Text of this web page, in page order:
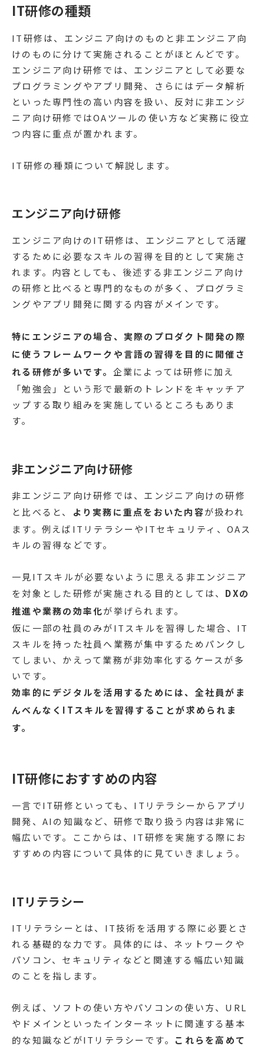
IT研修の種類
IT研修は、エンジニア向けのものと非エンジニア向
けのものに分けて実施されることがほとんどです。
エンジニア向け研修では、エンジニアとして必要な
プログラミングやアプリ開発、さらにはデータ解析
といった専門性の高い内容を扱い、反対に非エンジ
ニア向け研修ではOAツールの使い方など実務に役立
つ内容に重点が置かれます。
IT研修の種類について解説します。
エンジニア向け研修
エンジニア向けのIT研修は、エンジニアとして活躍
するために必要なスキルの習得を目的として実施さ
れます。内容としても、後述する非エンジニア向け
の研修と比べると専門的なものが多く、プログラミ
ングやアプリ開発に関する内容がメインです。
特にエンジニアの場合、実際のプロダクト開発の際
に使うフレームワークや言語の習得を目的に開催さ
れる研修が多いです。 企業によっては研修に加え
「勉強会」という形で最新のトレンドをキャッチア
ップする取り組みを実施しているところもありま
す。
非エンジニア向け研修
非エンジニア向け研修では、エンジニア向けの研修
と比べると、
より実務に重点をおいた内容が扱われ
ます。例えばITリテラシーやITセキュリティ、OAス
キルの習得などです。
一見ITスキルが必要ないように思える非エンジニア
を対象とした研修が実施される目的としては、 DXの
推進や業務の効率化が挙げられます。
仮に一部の社員のみがITスキルを習得した場合、IT
スキルを持った社員へ業務が集中するためパンクし
てしまい、かえって業務が非効率化するケースが多
いです。
効率的にデジタルを活用するためには、全社員がま
んべんなくITスキルを習得することが求められま
す。
IT研修におすすめの内容
一言でIT研修といっても、ITリテラシーからアプリ
開発、AIの知識など、研修で取り扱う内容は非常に
幅広いです。ここからは、IT研修を実施する際にお
すすめの内容について具体的に見ていきましょう。
ITリテラシー
ITリテラシーとは、IT技術を活用する際に必要とさ
れる基礎的な力です。具体的には、ネットワークや
パソコン、セキュリティなどと関連する幅広い知識
のことを指します。
例えば、ソフトの使い方やパソコンの使い方、URL
やドメインといったインターネットに関連する基本
的な知識などがITリテラシーです。 これらを高めて